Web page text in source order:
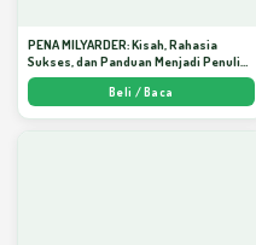
PENA MILYARDER: Kisah, Rahasia
Sukses, dan Panduan Menjadi Penulis 1
Milyar di KBM App dari Nol - Arda Dinata
Beli / Baca